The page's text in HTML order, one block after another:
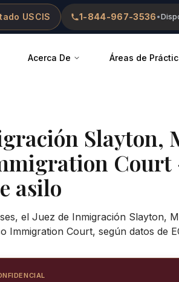
USCIS 1-844-967-3536 •
Acerca De Áreas de
Slayton,
Court
asilo
el Juez de Inmigración Slayton,
Immigration Court, según datos de